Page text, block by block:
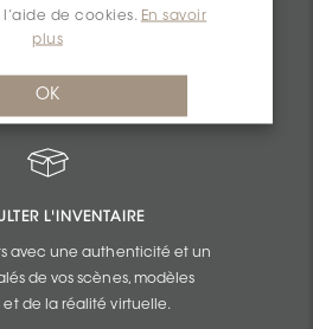
de cookies. En savoir
plus
OK
imbattable établie en
et de la taille de vos
projets.
L'INVENTAIRE
avec une authenticité et un
de vos scènes, modèles
et de la réalité virtuelle.